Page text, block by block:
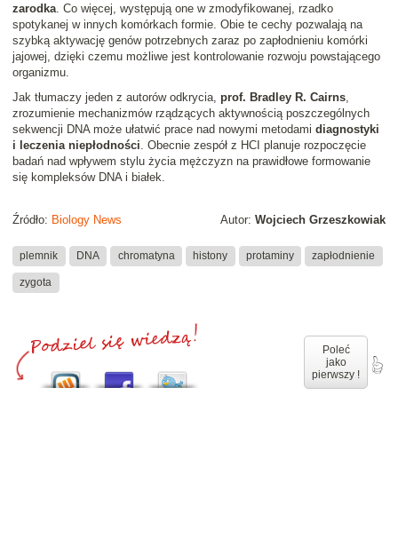
zarodka . Co więcej, występują one w zmodyfikowanej, rzadko
spotykanej w innych komórkach formie. Obie te cechy pozwalają na
szybką aktywację genów potrzebnych zaraz po zapłodnieniu komórki
jajowej, dzięki czemu możliwe jest kontrolowanie rozwoju powstającego
organizmu.
Jak tłumaczy jeden z autorów odkrycia, prof. Bradley R. Cairns
zrozumienie mechanizmów rządzących aktywnością poszczególnych
sekwencji DNA może ułatwić prace nad nowymi metodami diagnostyki
i leczenia niepłodności . Obecnie zespół z HCI planuje rozpoczęcie
badań nad wpływem stylu życia mężczyzn na prawidłowe formowanie
się kompleksów DNA i białek.
Autor: Wojciech Grzeszkowiak
Źródło: Biology News
plemnik DNA chromatyna histony protaminy zapłodnienie
zygota
Poleć
jako
pierwszy !